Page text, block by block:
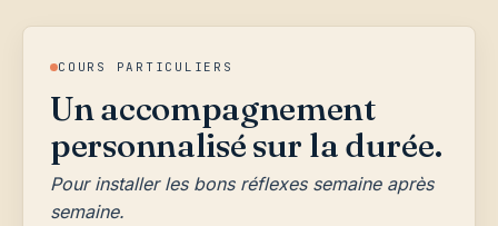
COURS PARTICULIERS
Un accompagnement
personnalisé sur la durée.
Pour installer les bons réflexes semaine après
semaine.